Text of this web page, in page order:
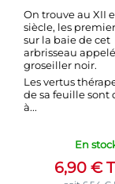
On trouve au XII
siècle, les
sur la baie de cet
arbrisseau
groseiller noir.
Les vertus
de sa feuille sont
à...
En
6,90 €